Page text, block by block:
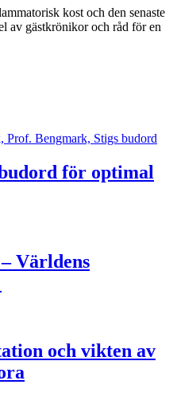
kost och den senaste
av gästkrönikor och råd för en
Prof. Bengmark, Stigs budord
för optimal
Världens
och vikten av